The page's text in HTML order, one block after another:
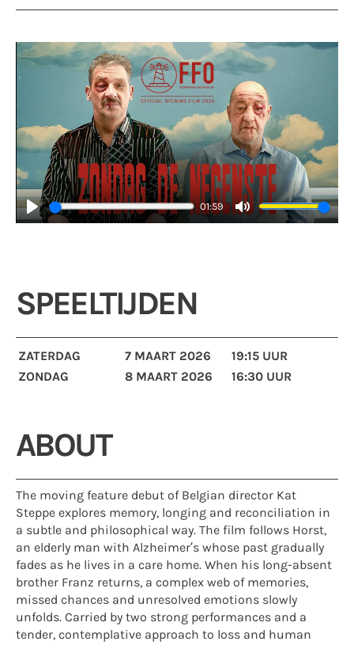
Play
01:59
Mute
SPEELTIJDEN
ZATERDAG 7 MAART 2026
19:15 UUR
ZONDAG
8 MAART 2026 16:30 UUR
ABOUT
The moving feature debut of Belgian director Kat
Steppe explores memory, longing and reconciliation in
a subtle and philosophical way. The film follows Horst,
an elderly man with Alzheimer’s whose past gradually
fades as he lives in a care home. When his long-absent
brother Franz returns, a complex web of memories,
missed chances and unresolved emotions slowly
unfolds. Carried by two strong performances and a
tender, contemplative approach to loss and human